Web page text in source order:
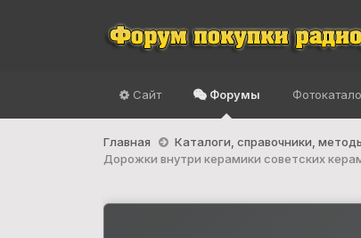
Сайт Форумы
Главная Каталоги, справочники,
Дорожки внутри керамики советских